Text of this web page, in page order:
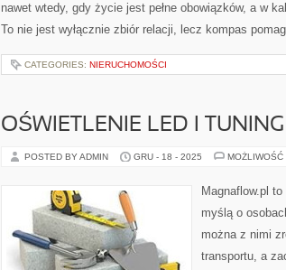
nawet wtedy, gdy życie jest pełne obowiązków, a w
To nie jest wyłącznie zbiór relacji, lecz kompas
CATEGORIES: NIERUCHOMOŚCI
OŚWIETLENIE LED I
POSTED BY ADMIN GRU - 18 - 2025 MOŻLIWOŚĆ
Magnaflow.pl
myślą o
można z nimi
transportu, a